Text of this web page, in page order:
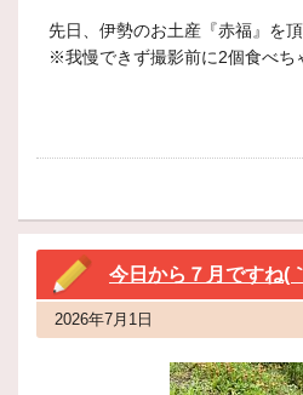
先日、伊勢のお土産『赤福』を
※我慢できず撮影前に2個食べち
今日から７月ですね(
2026年7月1日